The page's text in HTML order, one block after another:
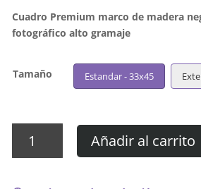
Cuadro Premium marco de madera
fotográfico alto gramaje
Tamaño Estandar - 33x45
Tiffany
Añadir al carrito